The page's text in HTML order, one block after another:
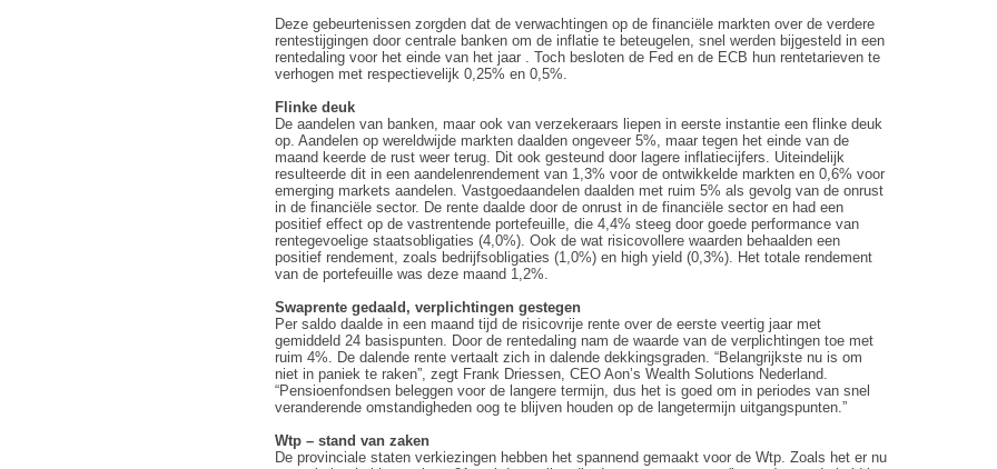
Deze gebeurtenissen zorgden dat de verwachtingen op de financiële markten over de verdere
rentestijgingen door centrale banken om de inflatie te beteugelen, snel werden bijgesteld in een
rentedaling voor het einde van het jaar . Toch besloten de Fed en de ECB hun rentetarieven te
verhogen met respectievelijk 0,25% en 0,5%.
Flinke deuk
De aandelen van banken, maar ook van verzekeraars liepen in eerste instantie een flinke deuk
op. Aandelen op wereldwijde markten daalden ongeveer 5%, maar tegen het einde van de
maand keerde de rust weer terug. Dit ook gesteund door lagere inflatiecijfers. Uiteindelijk
resulteerde dit in een aandelenrendement van 1,3% voor de ontwikkelde markten en 0,6% voor
emerging markets aandelen. Vastgoedaandelen daalden met ruim 5% als gevolg van de onrust
in de financiële sector. De rente daalde door de onrust in de financiële sector en had een
positief effect op de vastrentende portefeuille, die 4,4% steeg door goede performance van
rentegevoelige staatsobligaties (4,0%). Ook de wat risicovollere waarden behaalden een
positief rendement, zoals bedrijfsobligaties (1,0%) en high yield (0,3%). Het totale rendement
van de portefeuille was deze maand 1,2%.
Swaprente gedaald, verplichtingen gestegen
Per saldo daalde in een maand tijd de risicovrije rente over de eerste veertig jaar met
gemiddeld 24 basispunten. Door de rentedaling nam de waarde van de verplichtingen toe met
ruim 4%. De dalende rente vertaalt zich in dalende dekkingsgraden. “Belangrijkste nu is om
niet in paniek te raken”, zegt Frank Driessen, CEO Aon’s Wealth Solutions Nederland.
“Pensioenfondsen beleggen voor de langere termijn, dus het is goed om in periodes van snel
veranderende omstandigheden oog te blijven houden op de langetermijn uitgangspunten.”
Wtp – stand van zaken
De provinciale staten verkiezingen hebben het spannend gemaakt voor de Wtp. Zoals het er nu